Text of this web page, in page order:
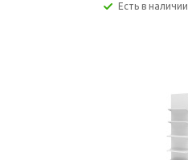
Есть в наличии